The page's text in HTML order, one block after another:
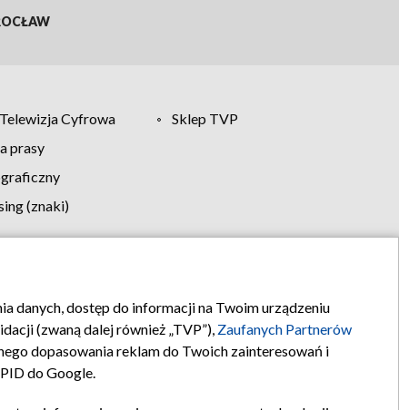
Cyfrowa
Sklep TVP
prasy
(znaki)
Kontakt
danych, dostęp do informacji na Twoim urządzeniu
(zwaną dalej również „TVP”), Zaufanych Partnerów
dopasowania reklam do Twoich zainteresowań i
do Google.